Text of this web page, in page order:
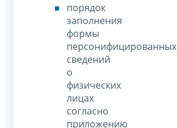
порядок
заполнения
формы
персонифицированных
сведений
о
физических
лицах
согласно
приложению